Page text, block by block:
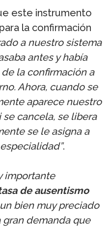
este instrumento
la confirmación
a nuestro sistema
antes y había
la confirmación a
Ahora, cuando se
aparece nuestro
cancela, se libera
se le asigna a
.
importante
de ausentismo
bien muy preciado
gran demanda que